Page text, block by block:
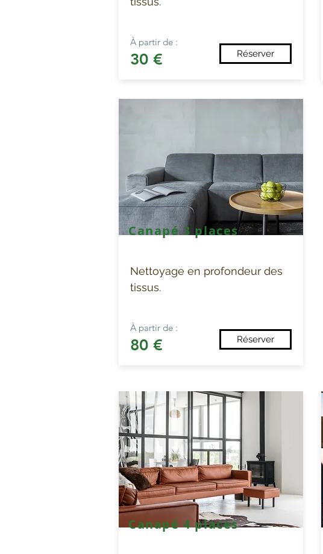
À partir de :
30 € Réserver
Canapé 3 places
Nettoyage en profondeur des
tissus.
À partir de :
80 € Réserver
Canapé 4 places